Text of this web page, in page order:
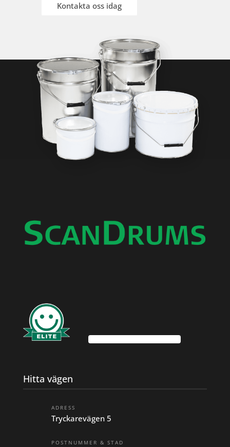
Kontakta oss idag
Hitta vägen
ADRESS
Tryckarevägen 5
POSTNUMMER & STAD